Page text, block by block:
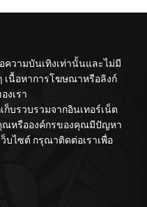
ความบันเทิงเท่านั้นและไม่มี
เนื้อหาการโฆษณาหรือลิงก์
งเรา
บรวบรวมจากอินเทอร์เน็ต
ณหรือองค์กรของคุณมีปัญหา
บไซต์ กรุณาติดต่อเราเพื่อ